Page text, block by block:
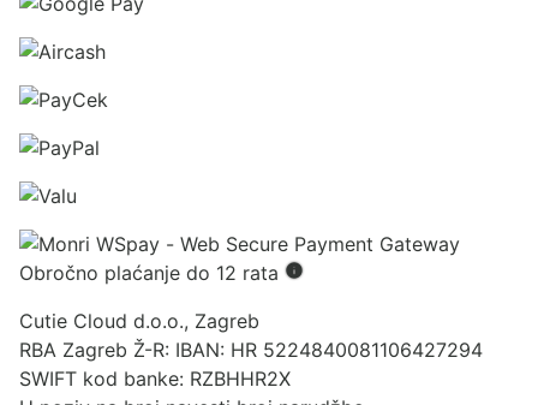
Obročno plaćanje do 12 rata
Cutie Cloud d.o.o., Zagreb
RBA Zagreb Ž-R: IBAN: HR 5224840081106427294
SWIFT kod banke: RZBHHR2X